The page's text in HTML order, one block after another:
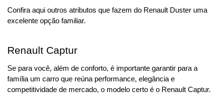
Confira aqui outros atributos que fazem do Renault Duster uma
excelente opção familiar.
Renault Captur
Se para você, além de conforto, é importante garantir para a
família um carro que reúna performance, elegância e
competitividade de mercado, o modelo certo é o Renault Captur.